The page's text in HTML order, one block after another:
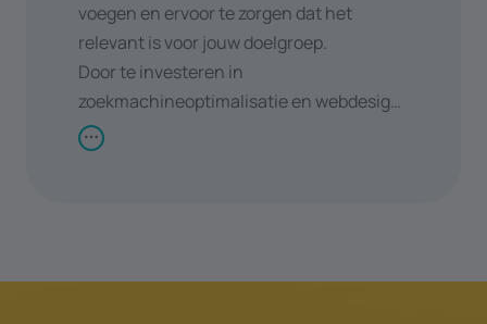
voegen en ervoor te zorgen dat het
relevant is voor jouw doelgroep.
Door te investeren in
zoekmachineoptimalisatie en webdesign
kan je jouw online aanwezigheid